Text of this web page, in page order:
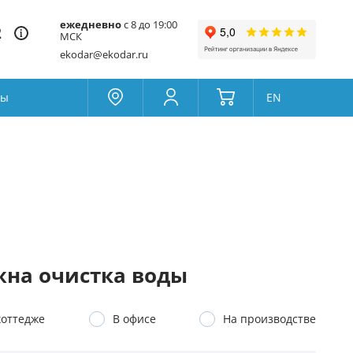
ежедневнос 8 до 19:00
МСК
ekodar@ekodar.ru
EN
очистка воды
В офисе На производстве